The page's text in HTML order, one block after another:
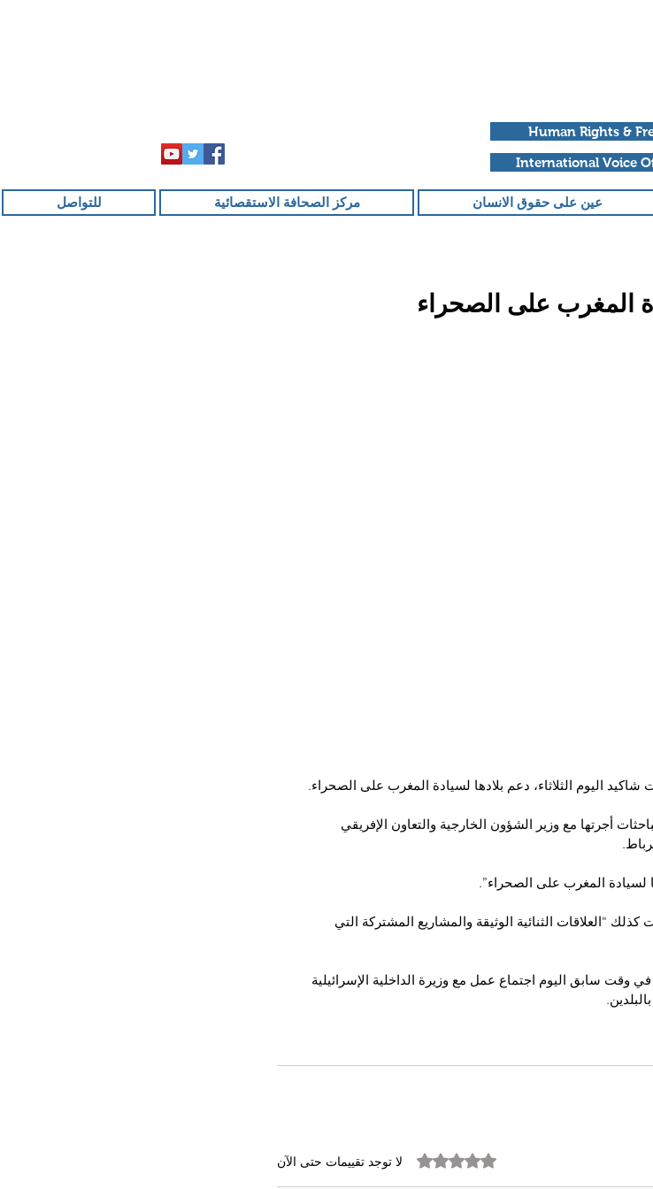
Human Rights &
International Voice
عين على حقوق الانسان مركز الصحافة الاستقصائية للتواصل
المغرب على الصحراء
شاكيد اليوم الثلاثاء، دعم بلادها لسيادة المغرب على الصحراء.
أجرتها مع وزير الشؤون الخارجية والتعاون الإفريقي
لسيادة المغرب على الصحراء”.
“العلاقات الثنائية الوثيقة والمشاريع المشتركة التي
وقت سابق اليوم اجتماع عمل مع وزيرة الداخلية الإسرائيلية
تم التقييم بـ 0 من أصل 5 نجوم. لا توجد تقييمات حتى الآن